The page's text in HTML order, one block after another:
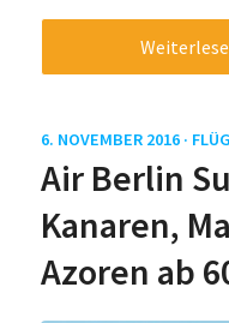
6. NOVEMBER 2016 ·
Air Berlin
Kanaren,
Azoren ab